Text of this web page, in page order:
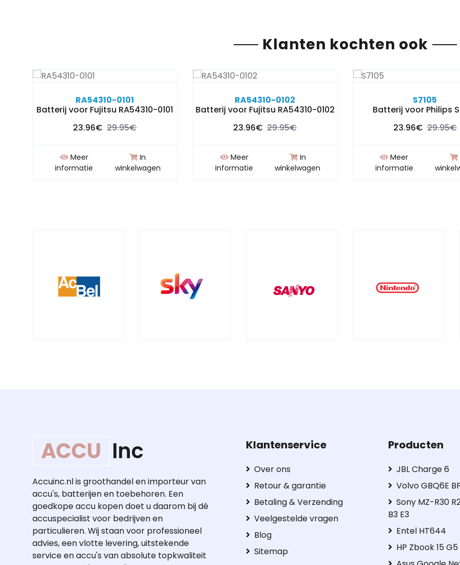
Klanten kochten ook
RA54310-0101
Batterij voor Fujitsu RA54310-0101
23.96€ 29.95€
Meer
informatie
In
winkelwagen
RA54310-0102
Batterij voor Fujitsu RA54310-0102
23.96€ 29.95€
Meer
informatie
In
winkelwagen
S7105
Batterij voor Philips
23.96€ 29.95€
Meer
informatie
ACCU Inc
Accuinc.nl is groothandel en importeur van
accu's, batterijen en toebehoren. Een
goedkope accu kopen doet u daarom bij dé
accuspecialist voor bedrijven en
particulieren. Wij staan voor professioneel
advies, een vlotte levering, uitstekende
service en accu's van absolute topkwaliteit
Klantenservice
Over ons
Retour & garantie
Betaling & Verzending
Veelgestelde vragen
Blog
Sitemap
Producten
JBL Charge 6
Volvo GBQ6E
Sony MZ-R30
B3 E3
Entel HT644
HP Zbook 15